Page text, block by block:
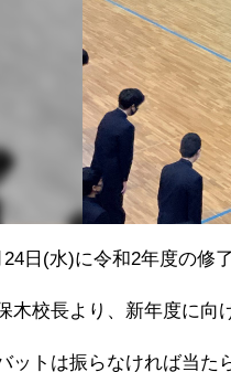
24日(水)に令和2年度の修
木校長より、新年度に向
バットは振らなければ当